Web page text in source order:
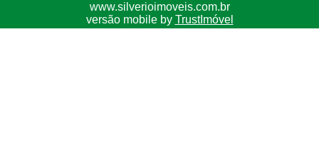
www.silverioimoveis.com.br
versão mobile by TrustImóvel